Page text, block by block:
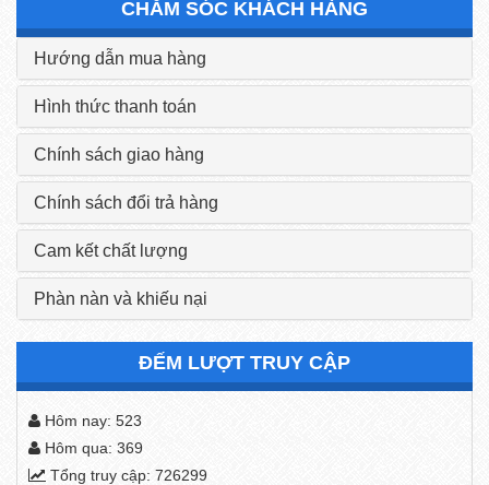
CHĂM SÓC KHÁCH HÀNG
Hướng dẫn mua hàng
Hình thức thanh toán
Chính sách giao hàng
Chính sách đổi trả hàng
Cam kết chất lượng
Phàn nàn và khiếu nại
ĐẾM LƯỢT TRUY CẬP
Hôm nay: 523
Hôm qua: 369